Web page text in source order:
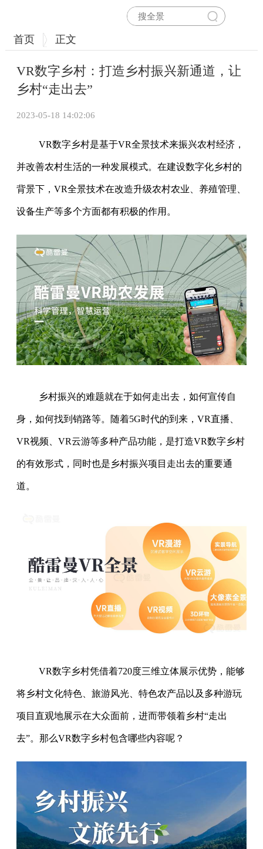
首页 正文
VR数字乡村：打造乡村振兴新通道，让
乡村“走出去”
2023-05-18 14:02:06
VR数字乡村是基于VR全景技术来振兴农村经济，
并改善农村生活的一种发展模式。在建设数字化乡村的
背景下，VR全景技术在改造升级农村农业、养殖管理、
设备生产等多个方面都有积极的作用。
乡村振兴的难题就在于如何走出去，如何宣传自
身，如何找到销路等。随着5G时代的到来，VR直播、
VR视频、VR云游等多种产品功能，是打造VR数字乡村
的有效形式，同时也是乡村振兴项目走出去的重要通
道。
VR数字乡村凭借着720度三维立体展示优势，能够
将乡村文化特色、旅游风光、特色农产品以及多种游玩
项目直观地展示在大众面前，进而带领着乡村“走出
去”。那么VR数字乡村包含哪些内容呢？